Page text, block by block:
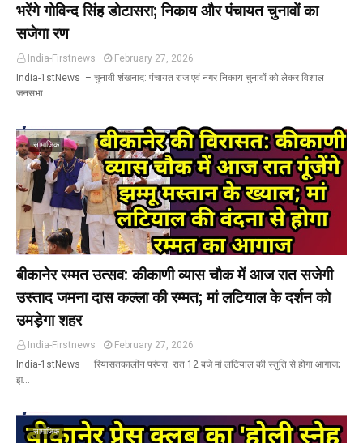
भरेंगे गोविन्द सिंह डोटासरा; निकाय और पंचायत चुनावों का
सजेगा रण
India-Firstnews
February 27, 2026
India-1stNews ​ – चुनावी शंखनाद: पंचायत राज एवं नगर निकाय चुनावों को लेकर विशाल
जनसभा…
सामाजिक
बीकानेर रम्मत उत्सव: कीकाणी व्यास चौक में आज रात सजेगी
उस्ताद जमना दास कल्ला की रम्मत; मां लटियाल के दर्शन को
उमड़ेगा शहर
India-Firstnews
February 27, 2026
India-1stNews ​ – रियासतकालीन परंपरा: रात 12 बजे मां लटियाल की स्तुति से होगा आगाज;
झ…
सामाजिक